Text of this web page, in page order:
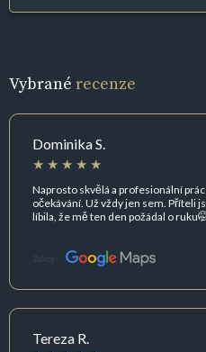
Vybrané recenze
Dominika S.
Naprosto skvělá a profesionální
očekávání. Už vždy jen sem. Příteli
líbila, že mě ten den požádal o
Zdroj:
Tereza R.